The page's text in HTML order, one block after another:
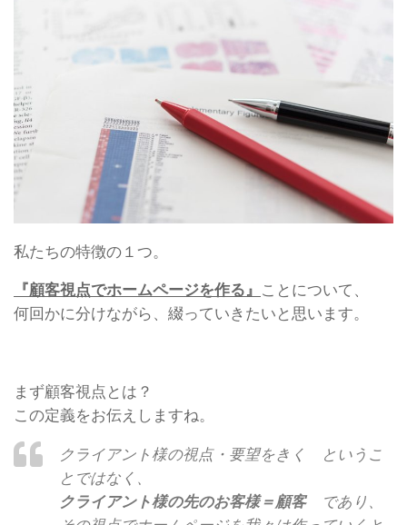
私たちの特徴の１つ。
『顧客視点でホームページを作る』 ことについて、
何回かに分けながら、綴っていきたいと思います。
まず顧客視点とは？
この定義をお伝えしますね。
クライアント様の視点・要望をきく というこ
とではなく、
クライアント様の先のお客様＝顧客であり、